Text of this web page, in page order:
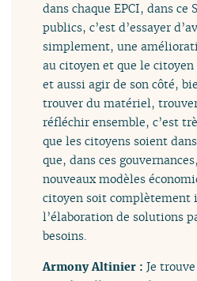
dans chaque EPCI, dans ce
publics, c’est d’essayer
simplement, une
au citoyen et que le
et aussi agir de son côté,
trouver du matériel,
réfléchir ensemble, c’est
que les citoyens soient
que, dans ces
nouveaux modèles
citoyen soit complètement
l’élaboration de solutions
besoins.
Armony Altinier :Je